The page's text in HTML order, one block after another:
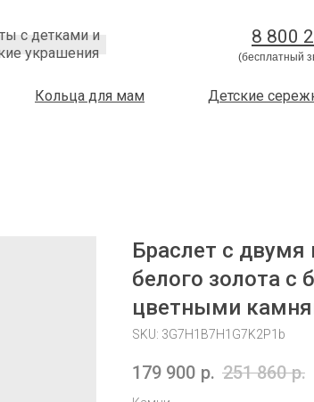
8 800
(бесплатный
с детками и
украшения
Детские
Кольца для мам
Браслет с
белого золота с
цветными
SKU: 3G7H1B7H1G7K2P1b
179 900 р. 251 860 р.